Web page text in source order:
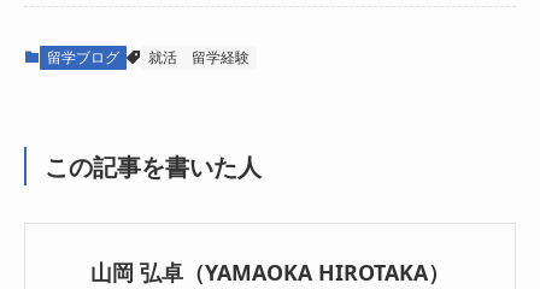
留学ブログ 就活 留学経験
この記事を書いた人
山岡 弘卓（YAMAOKA HIROTAKA）